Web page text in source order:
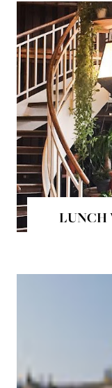
LUNCH